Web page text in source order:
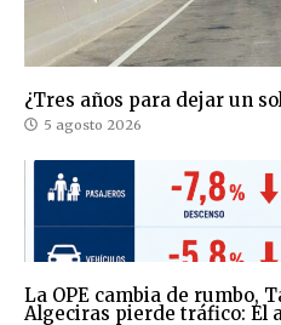
¿Tres años para dejar un
5 agosto 2026
La OPE cambia de rumbo,
Algeciras pierde tráfico: El